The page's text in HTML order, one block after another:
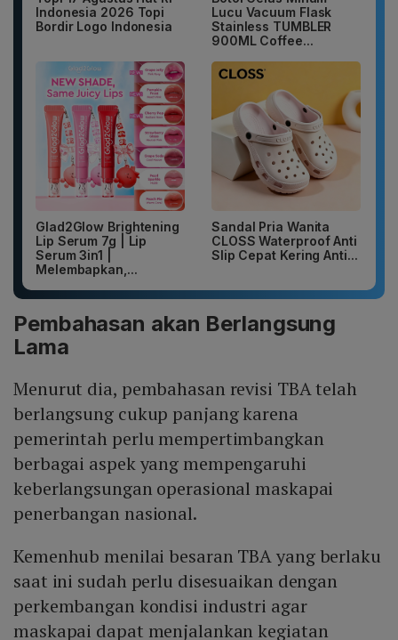
Indonesia 2026 Topi
Bordir Logo Indonesia
Lucu Vacuum Flask
Stainless TUMBLER
900ML Coffee...
Glad2Glow Brightening
Lip Serum 7g | Lip
Serum 3in1 |
Melembapkan,...
Sandal Pria Wanita
CLOSS Waterproof Anti
Slip Cepat Kering Anti...
Pembahasan akan Berlangsung
Lama
Menurut dia, pembahasan revisi TBA telah
berlangsung cukup panjang karena
pemerintah perlu mempertimbangkan
berbagai aspek yang mempengaruhi
keberlangsungan operasional maskapai
penerbangan nasional.
Kemenhub menilai besaran TBA yang berlaku
saat ini sudah perlu disesuaikan dengan
perkembangan kondisi industri agar
maskapai dapat menjalankan kegiatan